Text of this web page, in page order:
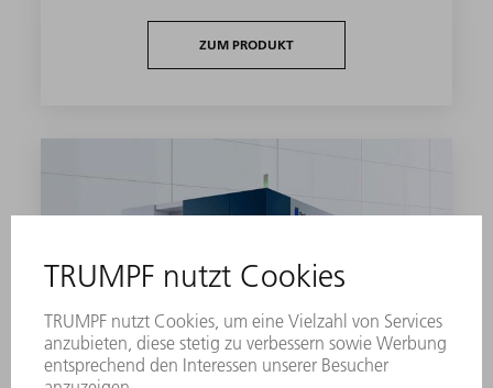
ZUM PRODUKT